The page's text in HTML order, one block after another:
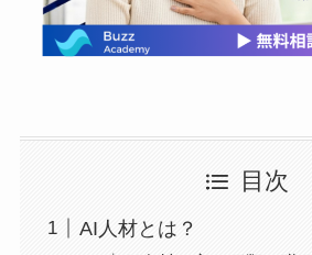
目次
AI人材とは？